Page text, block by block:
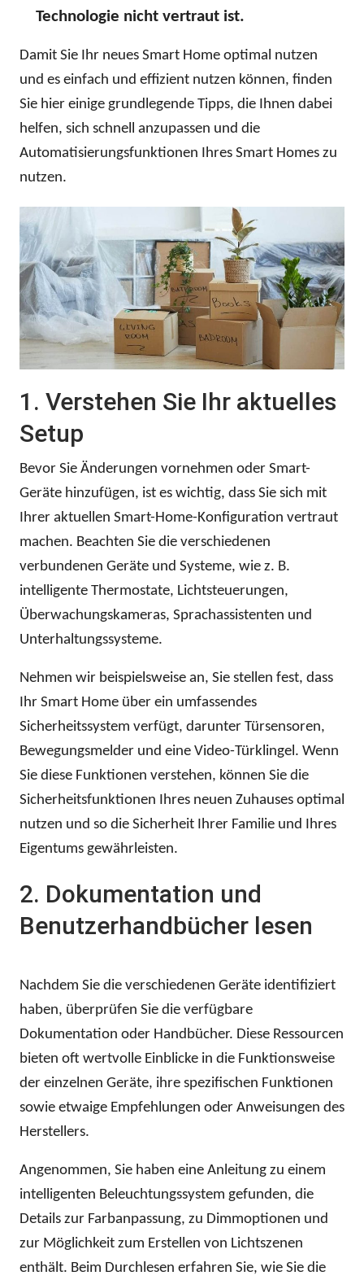
Technologie nicht vertraut ist.
Damit Sie Ihr neues Smart Home optimal nutzen
und es einfach und effizient nutzen können, finden
Sie hier einige grundlegende Tipps, die Ihnen dabei
helfen, sich schnell anzupassen und die
Automatisierungsfunktionen Ihres Smart Homes zu
nutzen.
1. Verstehen Sie Ihr aktuelles
Setup
Bevor Sie Änderungen vornehmen oder Smart-
Geräte hinzufügen, ist es wichtig, dass Sie sich mit
Ihrer aktuellen Smart-Home-Konfiguration vertraut
machen. Beachten Sie die verschiedenen
verbundenen Geräte und Systeme, wie z. B.
intelligente Thermostate, Lichtsteuerungen,
Überwachungskameras, Sprachassistenten und
Unterhaltungssysteme.
Nehmen wir beispielsweise an, Sie stellen fest, dass
Ihr Smart Home über ein umfassendes
Sicherheitssystem verfügt, darunter Türsensoren,
Bewegungsmelder und eine Video-Türklingel. Wenn
Sie diese Funktionen verstehen, können Sie die
Sicherheitsfunktionen Ihres neuen Zuhauses optimal
nutzen und so die Sicherheit Ihrer Familie und Ihres
Eigentums gewährleisten.
2. Dokumentation und
Benutzerhandbücher lesen
Nachdem Sie die verschiedenen Geräte identifiziert
haben, überprüfen Sie die verfügbare
Dokumentation oder Handbücher. Diese Ressourcen
bieten oft wertvolle Einblicke in die Funktionsweise
der einzelnen Geräte, ihre spezifischen Funktionen
sowie etwaige Empfehlungen oder Anweisungen des
Herstellers.
Angenommen, Sie haben eine Anleitung zu einem
intelligenten Beleuchtungssystem gefunden, die
Details zur Farbanpassung, zu Dimmoptionen und
zur Möglichkeit zum Erstellen von Lichtszenen
enthält. Beim Durchlesen erfahren Sie, wie Sie die